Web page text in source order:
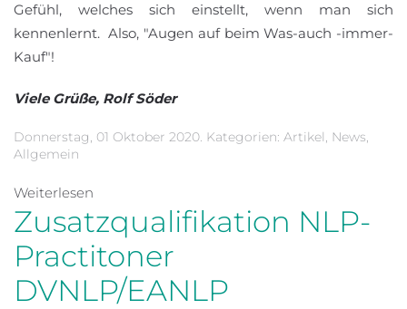
Gefühl, welches sich einstellt, wenn man sich
kennenlernt. Also, "Augen auf beim Was-auch -immer-
Kauf"!
Viele Grüße, Rolf Söder
Donnerstag, 01 Oktober 2020. Kategorien: Artikel, News,
Allgemein
Weiterlesen
Zusatzqualifikation NLP-
Practitoner
DVNLP/EANLP